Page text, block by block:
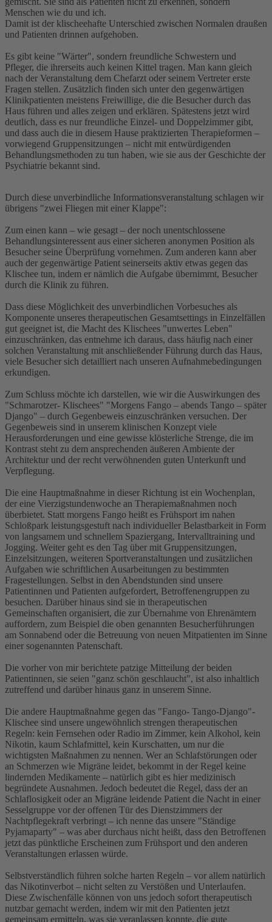
Menschen wie du und ich.
Damit ist der klischeehafte Unterschied zwischen Normalen draußen
und Patienten drinnen aufgehoben.
Es gibt keine "Wärter", sondern freundliche Schwestern und
Pfleger, die ihrerseits auch keinen Kittel tragen. Man kann gleich
nach der Veranstaltung dem Chefarzt oder seinem Vertreter erste
Fragen stellen. Zusätzlich finden sich unter den gegenwärtigen
Klinikpatienten meistens Freiwillige, die die Besucher durch das
Haus führen und alles zeigen und erklären. Spätestens jetzt wird
deutlich, dass es nur freundliche Einzel- und Doppelzimmer gibt,
und dass auch die in diesem Hause praktizierten Therapieformen –
vorwiegend Gruppensitzungen – nicht mit entwürdigenden
Behandlungsmethoden zu tun haben, wie sie aus der Geschichte der
Psychiatrie bekannt sind.
Durch diese unverbindliche Informationsveranstaltung schlagen wir
übrigens "zwei Fliegen mit einer Klappe":
Zum einen kann – wie gesagt – der noch unentschlossene
Behandlungsinteressent aus einer sicheren anonymen Position als
Besucher seine Überprüfung vornehmen. Zum anderen kann aber
auch der gegenwärtige Patient seinerseits aktiv etwas gegen das
Klischee tun, indem er nämlich die Aufgabe übernimmt, Besucher
durch die Klinik zu führen.
Dass diese Möglichkeit des unverbindlichen Vorbesuches als
Komponente unseres therapeutischen Gesamtsettings in Einzelfällen
gut geeignet ist, die Macht des Klischees "unwertes Leben"
einzuschränken, das entnehme ich daraus, dass häufig nach einer
solchen Veranstaltung mit anschließender Führung durch das Haus,
viele Besucher sich detailliert nach unseren Aufnahmebedingungen
erkundigen.
Zum Schluss möchte ich darstellen, wie wir die Auswirkungen des
"Schmarotzer- Klischees" "Morgens Fango – abends Tango – später
Django" – durch Gegenbeweis einzuschränken versuchen. Der
Gegenbeweis sind in unserem klinischen Konzept viele
Herausforderungen und eine gewisse klösterliche Strenge, die im
Kontrast steht zu dem ansprechenden äußeren Ambiente der
Architektur und der recht verwöhnenden guten Unterkunft und
Verpflegung.
Die eine Hauptmaßnahme in dieser Richtung ist ein Wochenplan,
der eine Vierzigstundenwoche an Therapiemaßnahmen noch
überbietet. Statt morgens Fango heißt es Frühsport im nahen
Schloßpark leistungsgestuft nach individueller Belastbarkeit in Form
von langsamem und schnellem Spaziergang, Intervalltraining und
Jogging. Weiter geht es den Tag über mit Gruppensitzungen,
Einzelsitzungen, weiteren Sportveranstaltungen und zusätzlichen
Aufgaben wie schriftlichen Ausarbeitungen zu bestimmten
Fragestellungen. Selbst in den Abendstunden sind unsere
Patientinnen und Patienten aufgefordert, Betroffenengruppen zu
besuchen. Darüber hinaus sind sie in therapeutischen
Gemeinschaften organisiert, die zur Übernahme von Ehrenämtern
auffordern, zum Beispiel die oben genannten Besucherführungen
am Sonnabend oder die Betreuung von neuen Mitpatienten im Sinne
einer sogenannten Patenschaft.
Die vorher von mir berichtete patzige Mitteilung der beiden
Patientinnen, sie seien "ganz schön geschlaucht", ist also inhaltlich
zutreffend und darüber hinaus ganz in unserem Sinne.
Die andere Hauptmaßnahme gegen das "Fango- Tango-Django"-
Klischee sind unsere ungewöhnlich strengen therapeutischen
Regeln: kein Fernsehen oder Radio im Zimmer, kein Alkohol, kein
Nikotin, kaum Schlafmittel, kein Kurschatten, um nur die
wichtigsten Maßnahmen zu nennen. Wer an Schlafstörungen oder
an Schmerzen wie Migräne leidet, bekommt in der Regel keine
lindernden Medikamente – natürlich gibt es hier medizinisch
begründete Ausnahmen. Jedoch bedeutet die Regel, dass der an
Schlaflosigkeit oder an Migräne leidende Patient die Nacht in einer
Sesselgruppe vor der offenen Tür des Dienstzimmers der
Nachtpflegekraft verbringt – ich nenne das unsere "Ständige
Pyjamaparty" – was aber durchaus nicht heißt, dass den Betroffenen
jetzt das pünktliche Erscheinen zum Frühsport und den anderen
Veranstaltungen erlassen würde.
Selbstverständlich führen solche harten Regeln – vor allem natürlich
das Nikotinverbot – nicht selten zu Verstößen und Unterlaufen.
Diese Zwischenfälle können von uns jedoch sofort therapeutisch
nutzbar gemacht werden, indem wir mit den Patienten jetzt
gemeinsam ermitteln, was sie veranlassen konnte, die gute